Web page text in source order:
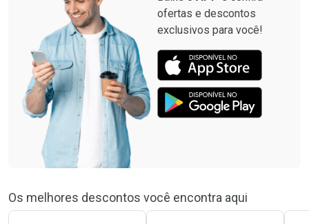
ofertas e descontos
exclusivos para você!
Os melhores descontos você encontra aqui